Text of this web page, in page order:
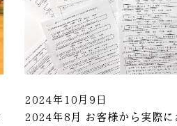
2024年10月9日
2024年8月 お客様から実際に